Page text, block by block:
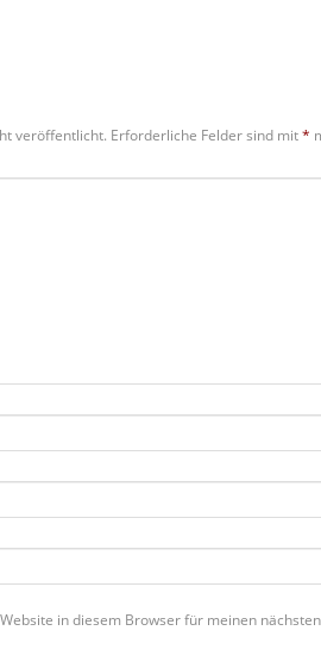
veröffentlicht. Erforderliche Felder sind mit*
in diesem Browser für meinen